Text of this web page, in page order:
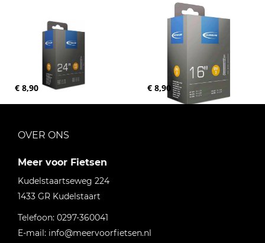
€ 8,90 € 8,90
OVER ONS
Meer voor Fietsen
Kudelstaartseweg 224
1433 GR Kudelstaart
Telefoon: 0297-360041
E-mail: info@meervoorfietsen.nl